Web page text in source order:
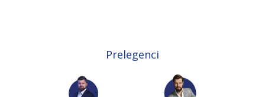
Prelegenci